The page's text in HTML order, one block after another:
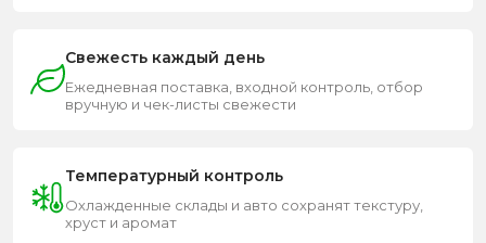
Свежесть каждый день
Ежедневная поставка, входной контроль, отбор
вручную и чек-листы свежести
Температурный контроль
Охлажденные склады и авто сохранят текстуру,
хруст и аромат